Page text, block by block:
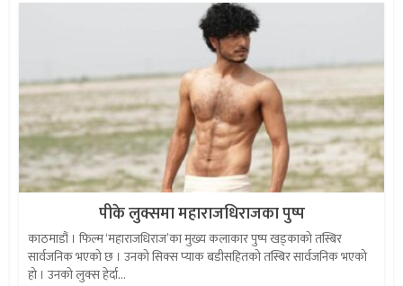
पीके लुक्समा महाराजधिराजका पुष्प
काठमाडौं । फिल्म ‘महाराजधिराज’का मुख्य कलाकार पुष्प खड्काको तस्बिर
सार्वजनिक भएको छ । उनको सिक्स प्याक बडीसहितको तस्बिर सार्वजनिक भएको
हो । उनको लुक्स हेर्दा...